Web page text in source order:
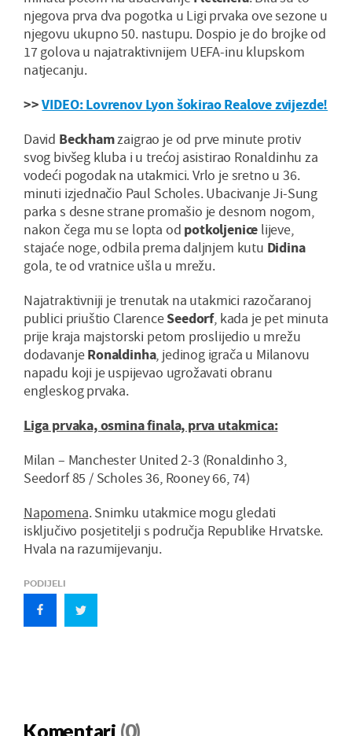
njegova prva dva pogotka u Ligi prvaka ove sezone u
njegovu ukupno 50. nastupu. Dospio je do brojke od
17 golova u najatraktivnijem UEFA-inu klupskom
natjecanju.
>>VIDEO: Lovrenov Lyon šokirao Realove zvijezde!
David Beckhamzaigrao je od prve minute protiv
svog bivšeg kluba i u trećoj asistirao Ronaldinhu za
vodeći pogodak na utakmici. Vrlo je sretno u 36.
minuti izjednačio Paul Scholes. Ubacivanje Ji-Sung
parka s desne strane promašio je desnom nogom,
nakon čega mu se lopta od potkoljenice lijeve,
stajaće noge, odbila prema daljnjem kutu Didina
gola, te od vratnice ušla u mrežu.
Najatraktivniji je trenutak na utakmici razočaranoj
publici priuštio ClarenceSeedorf, kada je pet minuta
prije kraja majstorski petom proslijedio u mrežu
dodavanjeRonaldinha, jedinog igrača u Milanovu
napadu koji je uspijevao ugrožavati obranu
engleskog prvaka.
Liga prvaka, osmina finala, prva utakmica:
Milan – Manchester United 2-3 (Ronaldinho 3,
Seedorf 85 / Scholes 36, Rooney 66, 74)
Napomena. Snimku utakmice mogu gledati
isključivo posjetitelji s područja Republike Hrvatske.
Hvala na razumijevanju.
PODIJELI